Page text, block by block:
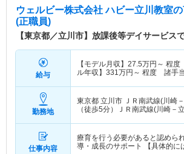
ウェルビー株式会社 ハビー立川教室
(正職員)
【東京都／立川市】放課後等デイサービス
給与
【モデル月収】 27.5万円～ 程度
ル年収】 331万円～ 程度 諸手
勤務地
東京都 立川市 ＪＲ南武線(川崎
（徒歩5分）ＪＲ南武線(川崎－
仕事内容
療育を行う必要があると認めら
導・成長のサポート 【具体的